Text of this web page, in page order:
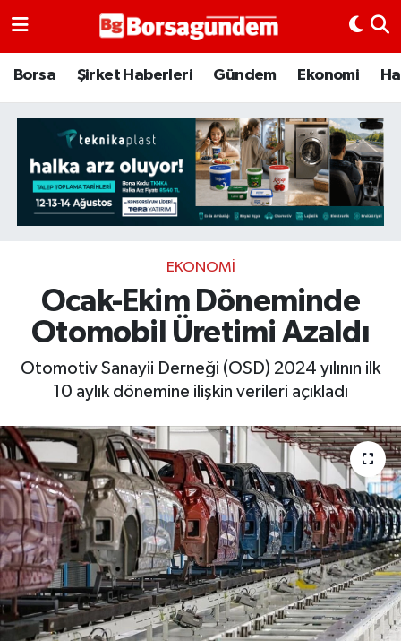
Borsa Şirket Haberleri Gündem Ekonomi
EKONOMI
Ocak-Ekim Döneminde
Otomobil Üretimi Azaldı
Otomotiv Sanayii Derneği (OSD) 2024 yılının ilk
10 aylık dönemine ilişkin verileri açıkladı
Borsa
Emtia
Galeri
Bitcoin
Şirket Haberleri
Borsa Gundem
BIST 100 Isı Haritası
Coin Isı Haritası
Ekonomik Takvim
Kiripto Para Piyasası
Gizlilik Sözleşmesi